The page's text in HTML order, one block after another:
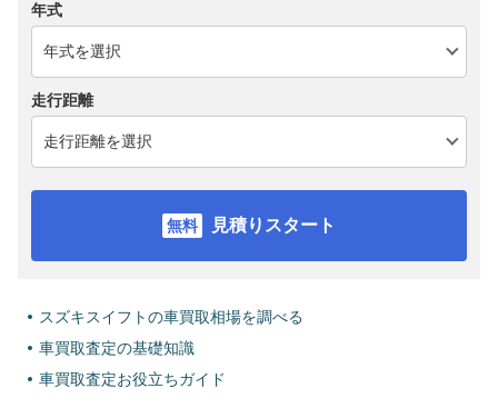
年式
走行距離
見積りスタート
スズキスイフトの車買取相場を調べる
車買取査定の基礎知識
車買取査定お役立ちガイド